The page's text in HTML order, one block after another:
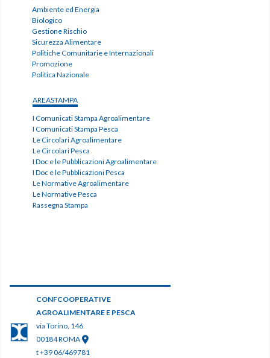
CONFCOOPERATIVE
AGROALIMENTARE E PESCA
via Torino, 146
00184 ROMA
t +39 06/469781
Ambiente ed Energia
Biologico
Gestione Rischio
Sicurezza Alimentare
Politiche Comunitarie e Internazionali
Promozione
Politica Nazionale
AREASTAMPA
I Comunicati Stampa Agroalimentare
I Comunicati Stampa Pesca
Le Circolari Agroalimentare
Le Circolari Pesca
I Doc e le Pubblicazioni Agroalimentare
I Doc e le Pubblicazioni Pesca
Le Normative Agroalimentare
Le Normative Pesca
Rassegna Stampa